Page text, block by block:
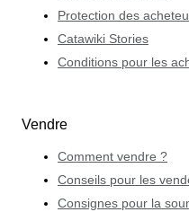
Protection des
Catawiki Stories
Conditions pour les
Vendre
Comment vendre ?
Conseils pour les
Consignes pour la